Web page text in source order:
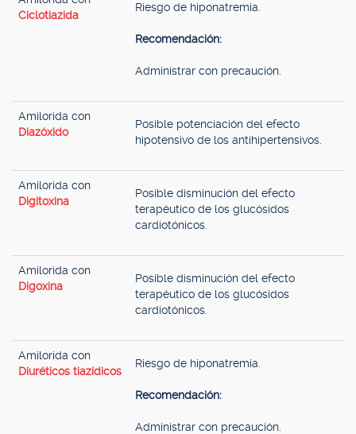
Ciclotiazida
Riesgo de hiponatremia.
Recomendación:
Administrar con precaución.
Amilorida con
Diazóxido
Posible potenciación del efecto
hipotensivo de los antihipertensivos.
Amilorida con
Digitoxina
Posible disminución del efecto
terapéutico de los glucósidos
cardiotónicos.
Amilorida con
Digoxina
Posible disminución del efecto
terapéutico de los glucósidos
cardiotónicos.
Amilorida con
Diuréticos tiazídicos
Riesgo de hiponatremia.
Recomendación:
Administrar con precaución.